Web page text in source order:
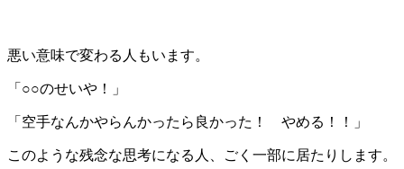
悪い意味で変わる人もいます。
「○○のせいや！」
「空手なんかやらんかったら良かった！ やめる！！」
このような残念な思考になる人、ごく一部に居たりします。